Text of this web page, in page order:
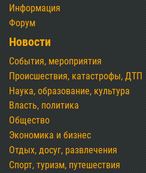
Информация
Форум
Новости
События, мероприятия
Происшествия, катастрофы, ДТП
Наука, образование, культура
Власть, политика
Общество
Экономика и бизнес
Отдых, досуг, развлечения
Спорт, туризм, путешествия